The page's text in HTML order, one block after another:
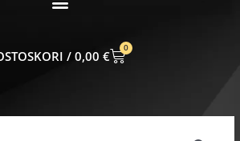
0,00 €
0
CART